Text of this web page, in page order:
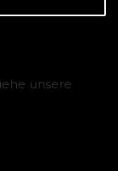
unsere